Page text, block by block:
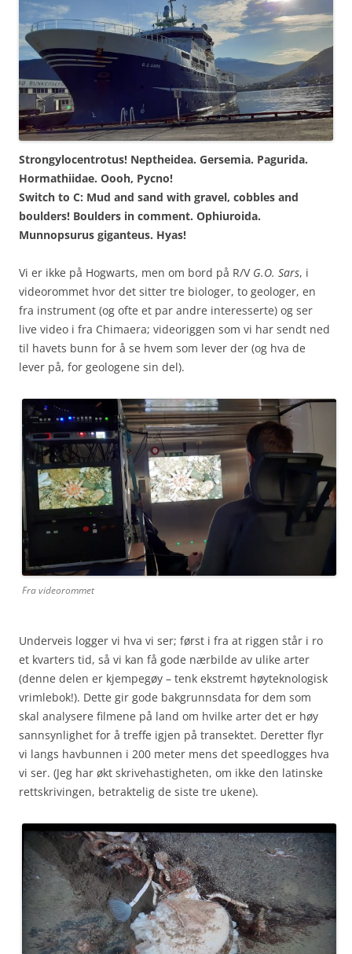
Strongylocentrotus! Neptheidea. Gersemia. Pagurida.
Hormathiidae. Oooh, Pycno!
Switch to C: Mud and sand with gravel, cobbles and
boulders! Boulders in comment. Ophiuroida.
Munnopsurus giganteus. Hyas!
Vi er ikke på Hogwarts, men om bord på R/V G.O. Sars, i
videorommet hvor det sitter tre biologer, to geologer, en
fra instrument (og ofte et par andre interesserte) og ser
live video i fra Chimaera; videoriggen som vi har sendt ned
til havets bunn for å se hvem som lever der (og hva de
lever på, for geologene sin del).
Fra videorommet
Underveis logger vi hva vi ser; først i fra at riggen står i ro
et kvarters tid, så vi kan få gode nærbilde av ulike arter
(denne delen er kjempegøy – tenk ekstremt høyteknologisk
vrimlebok!). Dette gir gode bakgrunnsdata for dem som
skal analysere filmene på land om hvilke arter det er høy
sannsynlighet for å treffe igjen på transektet. Deretter flyr
vi langs havbunnen i 200 meter mens det speedlogges hva
vi ser. (Jeg har økt skrivehastigheten, om ikke den latinske
rettskrivingen, betraktelig de siste tre ukene).